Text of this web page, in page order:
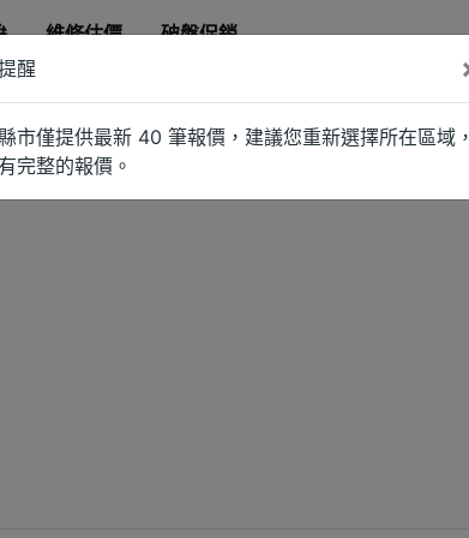
維修估價 破盤促銷
醒
市僅提供最新 40 筆報價，建議您重新選擇所在區域
完整的報價。